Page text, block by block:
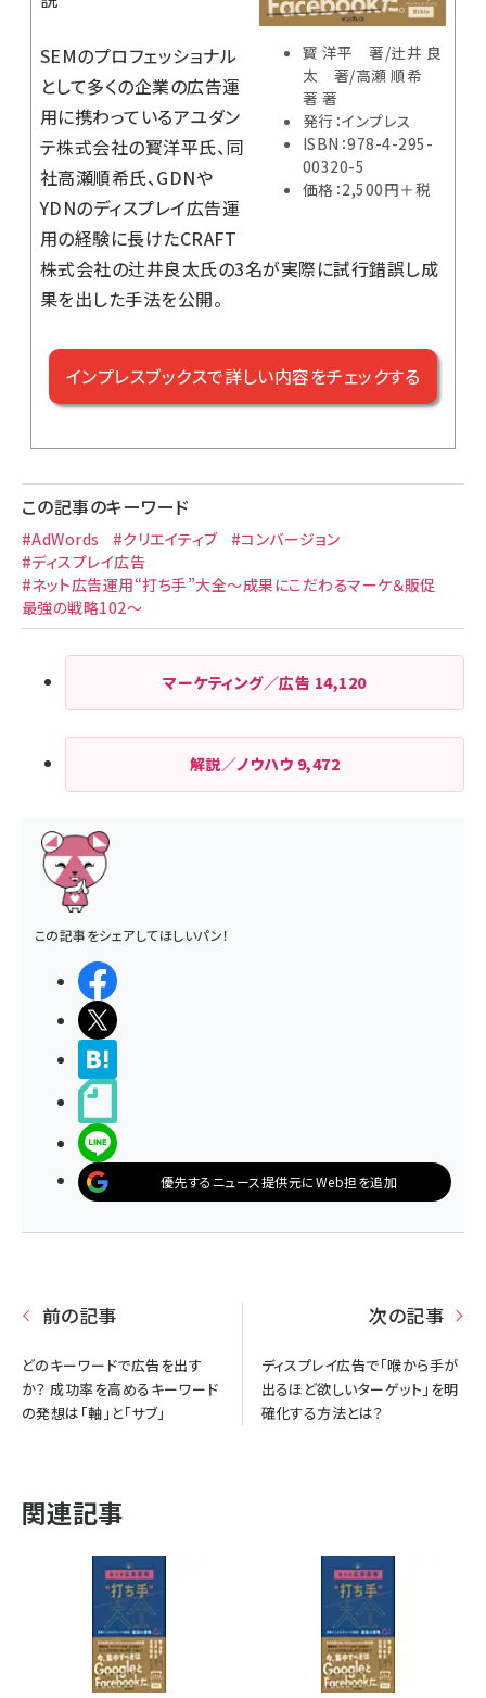
寳 洋平 著/辻井 良
太 著/高瀬 順希
著 著
発行：インプレス
ISBN：978-4-295-
00320-5
価格：2,500円＋税
SEMのプロフェッショナル
として多くの企業の広告運
用に携わっているアユダン
テ株式会社の寳洋平氏、同
社高瀬順希氏、GDNや
YDNのディスプレイ広告運
用の経験に長けたCRAFT
株式会社の辻井良太氏の3名が実際に試行錯誤し成
果を出した手法を公開。
インプレスブックスで詳しい内容をチェックする
この記事のキーワード
#AdWords #クリエイティブ
#コンバージョン
#ディスプレイ広告
#ネット広告運用“打ち手”大全～成果にこだわるマーケ＆販促
最強の戦略102～
マーケティング／広告 14,120
解説／ノウハウ 9,472
この記事をシェアしてほしいパン！
優先するニュース提供元にWeb担を追加
前の記事
どのキーワードで広告を出す
か？ 成功率を高めるキーワード
の発想は「軸」と「サブ」
次の記事
ディスプレイ広告で「喉から手が
出るほど欲しいターゲット」を明
確化する方法とは？
関連記事